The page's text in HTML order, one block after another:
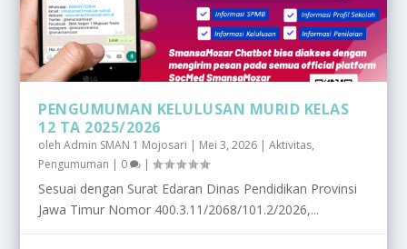
PENGUMUMAN KELULUSAN MURID KELAS
12 TA 2025/2026
olehAdmin SMAN 1 Mojosari | Mei 3, 2026 |Aktivitas,
Pengumuman | 0 |
Sesuai dengan Surat Edaran Dinas Pendidikan Provinsi
Jawa Timur Nomor 400.3.11/2068/101.2/2026,...